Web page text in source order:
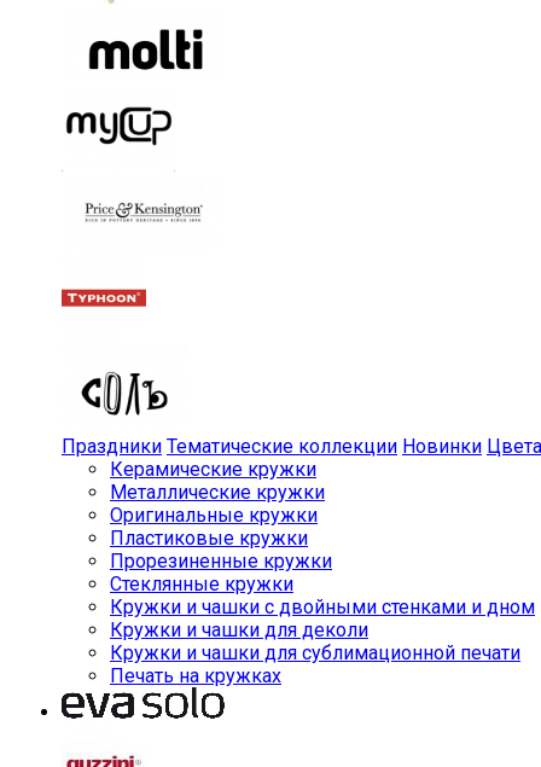
Праздники Тематические коллекции Новинки Цвета
Керамические кружки
Металлические кружки
Оригинальные кружки
Пластиковые кружки
Прорезиненные кружки
Стеклянные кружки
Кружки и чашки с двойными стенками и дном
Кружки и чашки для деколи
Кружки и чашки для сублимационной печати
Печать на кружках